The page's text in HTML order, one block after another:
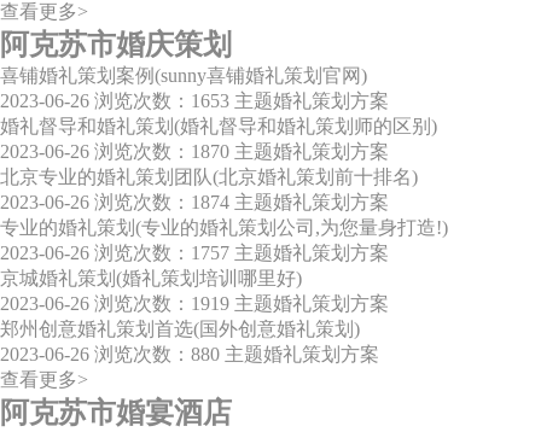
查看更多>
阿克苏市婚庆策划
喜铺婚礼策划案例(sunny喜铺婚礼策划官网)
2023-06-26 浏览次数：1653 主题婚礼策划方案
婚礼督导和婚礼策划(婚礼督导和婚礼策划师的区别)
2023-06-26 浏览次数：1870 主题婚礼策划方案
北京专业的婚礼策划团队(北京婚礼策划前十排名)
2023-06-26 浏览次数：1874 主题婚礼策划方案
专业的婚礼策划(专业的婚礼策划公司,为您量身打造!)
2023-06-26 浏览次数：1757 主题婚礼策划方案
京城婚礼策划(婚礼策划培训哪里好)
2023-06-26 浏览次数：1919 主题婚礼策划方案
郑州创意婚礼策划首选(国外创意婚礼策划)
2023-06-26 浏览次数：880 主题婚礼策划方案
查看更多>
阿克苏市婚宴酒店